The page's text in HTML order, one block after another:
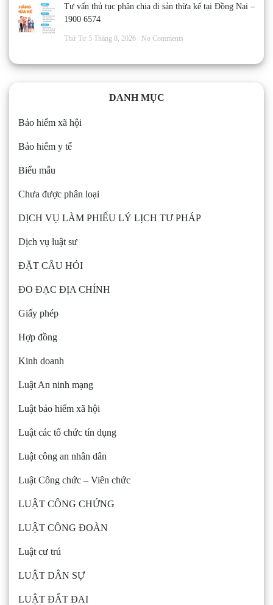
Tư vấn thủ tục phân chia di sản thừa kế tại Đồng Nai –
1900 6574
Thứ Tư 5 Tháng 8, 2026 No Comments
DANH MỤC
Bảo hiểm xã hội
Bảo hiểm y tế
Biểu mẫu
Chưa được phân loại
DỊCH VỤ LÀM PHIẾU LÝ LỊCH TƯ PHÁP
Dịch vụ luật sư
ĐẶT CÂU HỎI
ĐO ĐẠC ĐỊA CHÍNH
Giấy phép
Hợp đồng
Kinh doanh
Luật An ninh mạng
Luật bảo hiểm xã hội
Luật các tổ chức tín dụng
Luật công an nhân dân
Luật Công chức – Viên chức
LUẬT CÔNG CHỨNG
LUẬT CÔNG ĐOÀN
Luật cư trú
LUẬT DÂN SỰ
LUẬT ĐẤT ĐAI